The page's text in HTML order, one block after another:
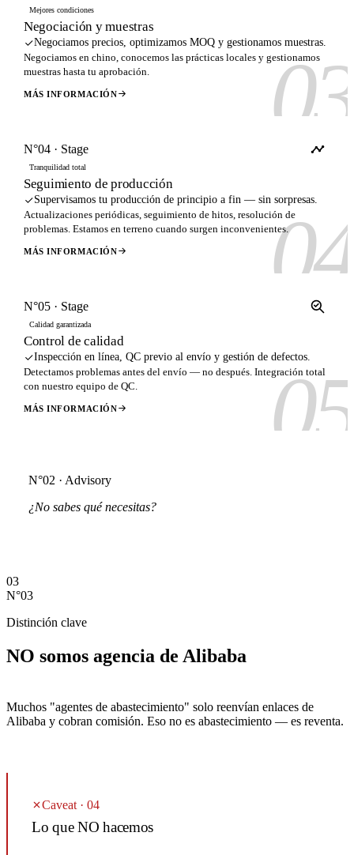
Mejores condiciones
Negociación y muestras
Negociamos precios, optimizamos MOQ y gestionamos muestras.
Negociamos en chino, conocemos las prácticas locales y gestionamos
muestras hasta tu aprobación.
MÁS INFORMACIÓN
N°04 · Stage
Tranquilidad total
Seguimiento de producción
Supervisamos tu producción de principio a fin — sin sorpresas.
Actualizaciones periódicas, seguimiento de hitos, resolución de
problemas. Estamos en terreno cuando surgen inconvenientes.
MÁS INFORMACIÓN
N°05 · Stage
Calidad garantizada
Control de calidad
Inspección en línea, QC previo al envío y gestión de defectos.
Detectamos problemas antes del envío — no después. Integración total
con nuestro equipo de QC.
MÁS INFORMACIÓN
N°02 · Advisory
¿No sabes qué necesitas?
03
N°03
Distinción clave
NO somos agencia de Alibaba
Muchos "agentes de abastecimiento" solo reenvían enlaces de
Alibaba y cobran comisión. Eso no es abastecimiento — es reventa.
Caveat · 04
Lo que NO hacemos